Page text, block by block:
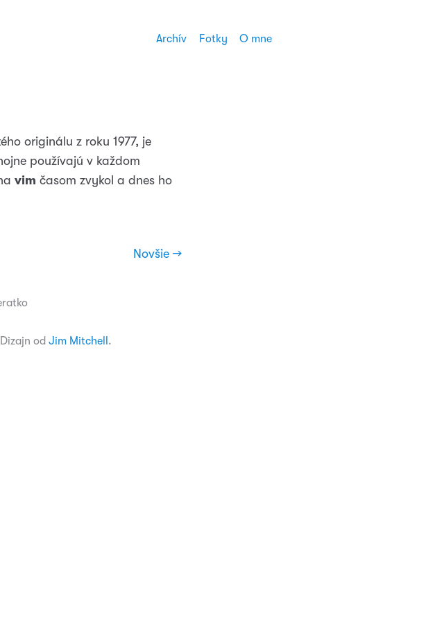
Archív Fotky O mne
originálu z roku 1977, je
používajú v každom
vim časom zvykol a dnes ho
Novšie →
od Jim Mitchell .